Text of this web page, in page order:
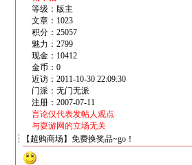
等级：版主
文章：1023
积分：25057
魅力：2799
现金：10412
金币：0
近访：2011-10-30 22:09:30
门派：无门无派
注册：2007-07-11
言论仅代表发帖人观点
与耍游网的立场无关
【超购商场】免费换奖品~go！